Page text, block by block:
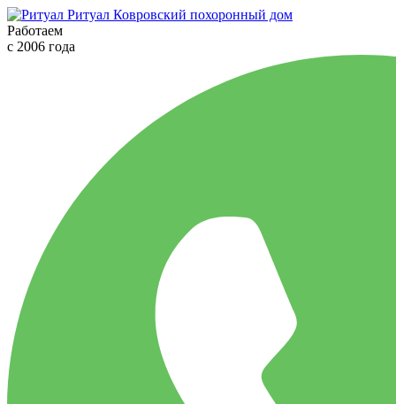
Ритуал Ковровский похоронный дом
Работаем
с 2006 года